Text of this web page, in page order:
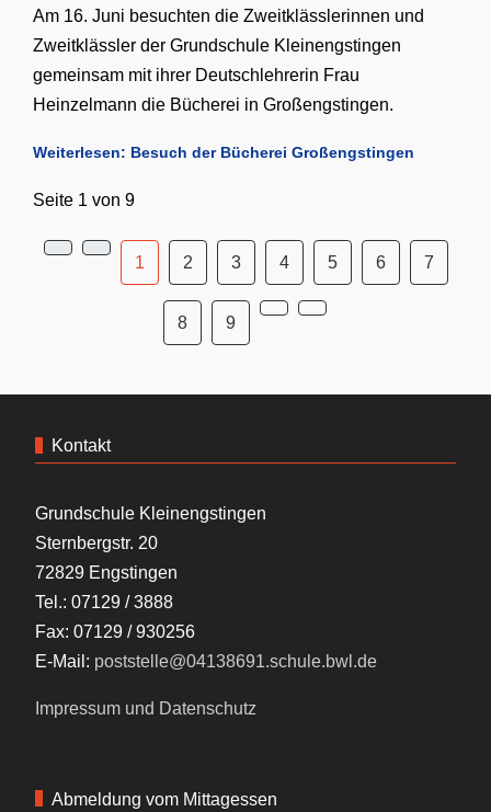
Am 16. Juni besuchten die Zweitklässlerinnen und
Zweitklässler der Grundschule Kleinengstingen
gemeinsam mit ihrer Deutschlehrerin Frau
Heinzelmann die Bücherei in Großengstingen.
Weiterlesen: Besuch der Bücherei Großengstingen
Seite 1 von 9
1 2 3 4 5 6 7
8 9
Kontakt
Grundschule Kleinengstingen
Sternbergstr. 20
72829 Engstingen
Tel.: 07129 / 3888
Fax: 07129 / 930256
E-Mail: poststelle@04138691.schule.bwl.de
Impressum und Datenschutz
Abmeldung vom Mittagessen